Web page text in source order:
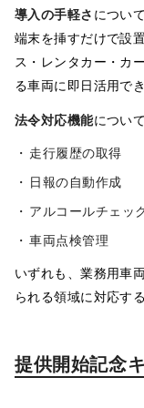
導入の手軽さ につい
端末を挿すだけで設
ス・レンタカー・カ
る車両に即日活用でき
法令対応機能につい
走行履歴の取得
日報の自動作成
アルコールチェッ
車両点検管理
いずれも、業務用車
られる領域に対応する
提供開始記念